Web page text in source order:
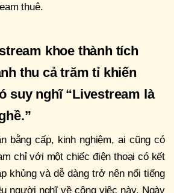
thuê.
khoe thành tích
thu cả trăm tỉ khiến
suy nghĩ “Livestream là
bằng cấp, kinh nghiệm, ai cũng có
chỉ với một chiếc điện thoại có kết
khủng và dễ dàng trở nên nổi tiếng
người nghĩ về công việc này. Ngày